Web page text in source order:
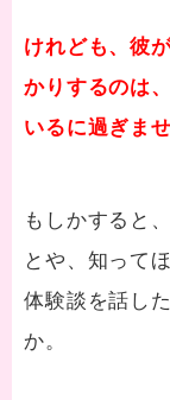
けれども、彼
かりするのは
いるに過ぎませ
もしかすると
とや、知って
体験談を話し
か。